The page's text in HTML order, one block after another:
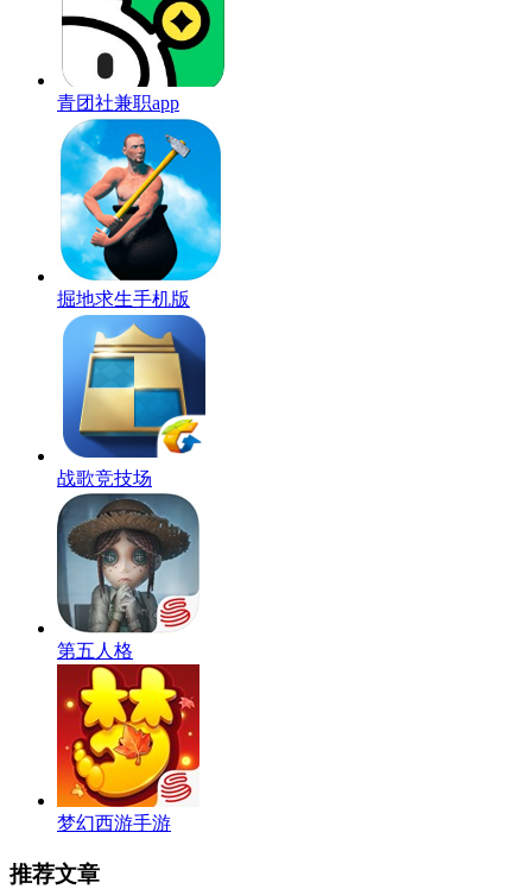
青团社兼职app
掘地求生手机版
战歌竞技场
第五人格
梦幻西游手游
推荐文章